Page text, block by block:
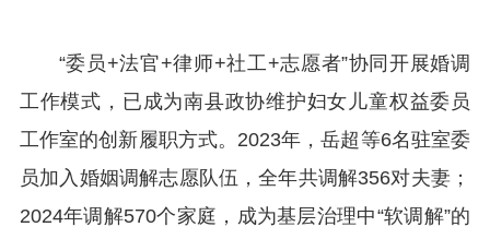
“委员+法官+律师+社工+志愿者”协同开展婚调
工作模式，已成为南县政协维护妇女儿童权益委员
工作室的创新履职方式。2023年，岳超等6名驻室委
员加入婚姻调解志愿队伍，全年共调解356对夫妻；
2024年调解570个家庭，成为基层治理中“软调解”的